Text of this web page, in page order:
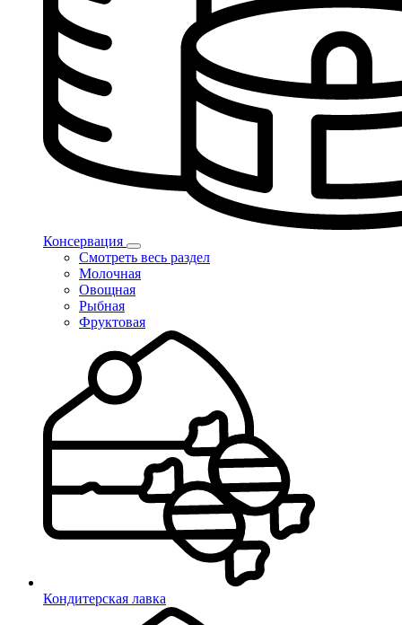
Консервация
Смотреть весь раздел
Молочная
Овощная
Рыбная
Фруктовая
Кондитерская лавка